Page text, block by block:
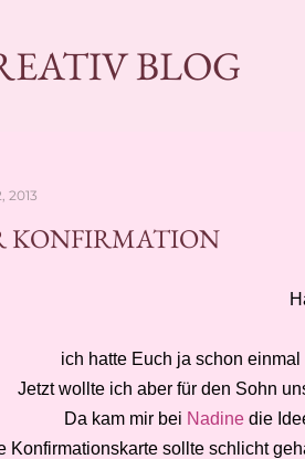
BLOG
2013
KONFIRMATION
ich hatte Euch ja schon
Jetzt wollte ich aber für den Sohn
Da kam mir bei Nadine die
Konfirmationskarte sollte schlicht